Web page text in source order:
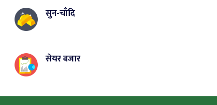
सुन-चाँदि
सेयर बजार